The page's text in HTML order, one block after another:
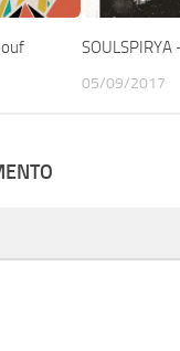
05/09/2017